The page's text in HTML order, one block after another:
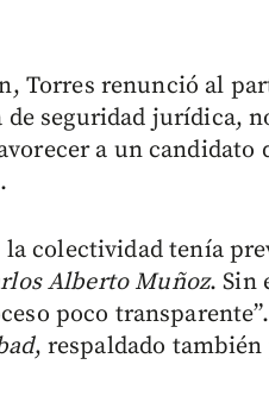
Torres renunció al
seguridad jurídica,
a un candidato
colectividad tenía
Alberto Muñoz. Sin
poco
, respaldado